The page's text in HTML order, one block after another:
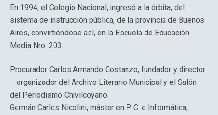
En 1994, el Colegio Nacional, ingresó a la órbita, del
sistema de instrucción pública, de la provincia de Buenos
Aires, convirtiéndose así, en la Escuela de Educación
Media Nro. 203.
Procurador Carlos Armando Costanzo, fundador y director
– organizador del Archivo Literario Municipal y el Salón
del Periodismo Chivilcoyano.
Germán Carlos Nicolini, máster en P. C. e Informática,